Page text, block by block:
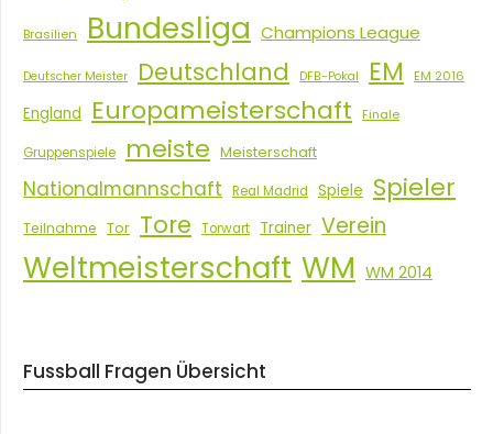
Brasilien Bundesliga Champions League
Deutscher Meister Deutschland DFB-Pokal EM EM 2016
England Europameisterschaft Finale
Gruppenspiele meiste Meisterschaft
Nationalmannschaft Real Madrid Spiele Spieler
Teilnahme Tor Tore Torwart Trainer Verein
Weltmeisterschaft WM WM 2014
Fussball Fragen Übersicht